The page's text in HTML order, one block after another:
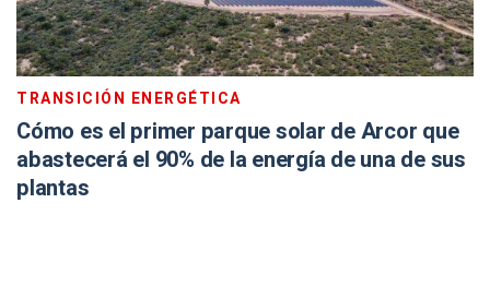
TRANSICIÓN ENERGÉTICA
Cómo es el primer parque solar de Arcor que
abastecerá el 90% de la energía de una de sus
plantas